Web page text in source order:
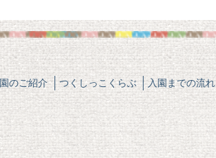
園のご紹介 つくしっこくらぶ 入園までの流れ